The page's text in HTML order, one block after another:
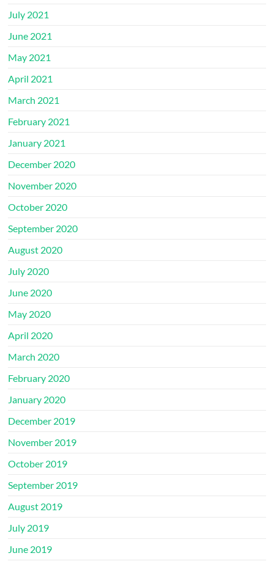
July 2021
June 2021
May 2021
April 2021
March 2021
February 2021
January 2021
December 2020
November 2020
October 2020
September 2020
August 2020
July 2020
June 2020
May 2020
April 2020
March 2020
February 2020
January 2020
December 2019
November 2019
October 2019
September 2019
August 2019
July 2019
June 2019